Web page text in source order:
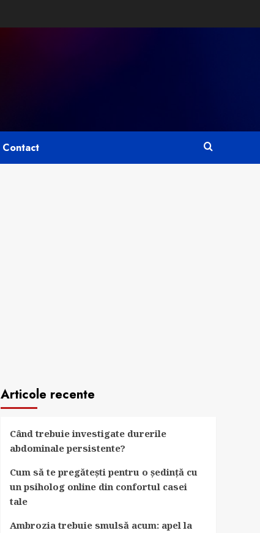
Contact
Articole recente
Când trebuie investigate durerile
abdominale persistente?
Cum să te pregătești pentru o ședință cu
un psiholog online din confortul casei
tale
Ambrozia trebuie smulsă acum: apel la